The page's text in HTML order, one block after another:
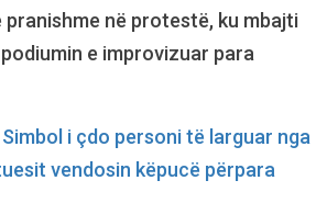
pranishme në protestë, ku mbajti
e improvizuar para
i çdo personi të larguar nga
vendosin këpucë përpara